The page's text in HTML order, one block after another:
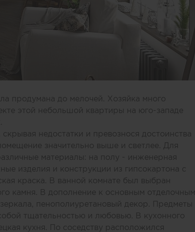
продумана до мелочей. Хозяйка много
этой небольшой квартиры на юго-западе
недостатки и превознося достоинства
значительно выше и светлее. Для
материалы: на полу - инженерная
изделия и конструкции из гипсокартона с
краска. В ванной комнате был выбран
камня. В дополнение к основным отделочным
пенополиуретановый декор. Предметы
тщательностью и любовью. В кухонного
кухня. По соседству расположился